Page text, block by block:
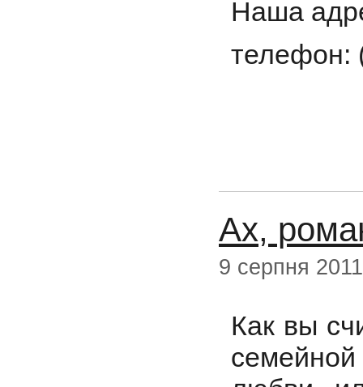
Наша
телефон:
Ах,
9 серпня 2011
Как вы